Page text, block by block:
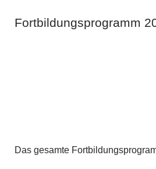
Fortbildungsprogramm
Das gesamte